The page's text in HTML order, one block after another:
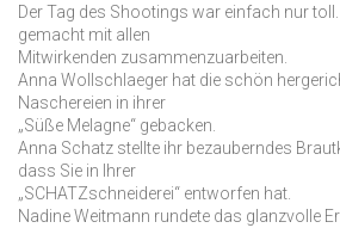
Der Tag des Shootings war einfach nur
gemacht mit allen
Mitwirkenden zusammenzuarbeiten.
Anna Wollschlaeger hat die schön
Naschereien in ihrer
„Süße Melagne“ gebacken.
Anna Schatz stellte ihr bezauberndes
dass Sie in Ihrer
„SCHATZschneiderei“ entworfen hat.
Nadine Weitmann rundete das glanzvolle